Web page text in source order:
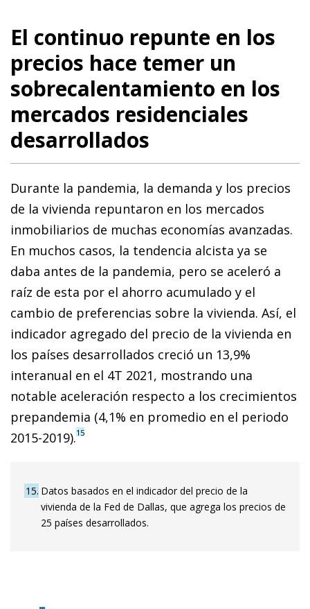
El continuo repunte en los
precios hace temer un
sobrecalentamiento en los
mercados residenciales
desarrollados
Durante la pandemia, la demanda y los precios
de la vivienda repuntaron en los mercados
inmobiliarios de muchas economías avanzadas.
En muchos casos, la tendencia alcista ya se
daba antes de la pandemia, pero se aceleró a
raíz de esta por el ahorro acumulado y el
cambio de preferencias sobre la vivienda. Así, el
indicador agregado del precio de la vivienda en
los países desarrollados creció un 13,9%
interanual en el 4T 2021, mostrando una
notable aceleración respecto a los crecimientos
prepandemia (4,1% en promedio en el periodo
2015-2019).15
15 Datos basados en el indicador del precio de la
vivienda de la Fed de Dallas, que agrega los precios de
25 países desarrollados.